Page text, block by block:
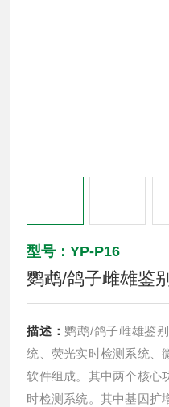
型号：YP-P16
鹦鹉/鸽子雌雄鉴
描述： 鹦鹉/鸽子雌雄鉴
统、荧光实时检测系统、
软件组成。其中两个核心
时检测系统。其中基因扩